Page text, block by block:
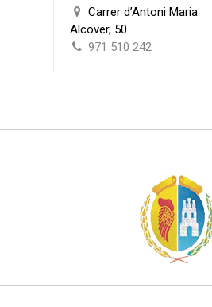
Carrer d’Antoni Maria
Alcover, 50
971 510 242